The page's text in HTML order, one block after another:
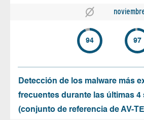
94 97
Detección de los malware más
frecuentes durante las últimas 4
(conjunto de referencia de AV-